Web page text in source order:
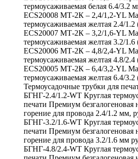
термоусаживаемая белая 6.4/3.2
ECS20008 МТ-2К – 2,4/1,2-YL
термоусаживаемая желтая 2.4/
ECS20007 МТ-2К – 3,2/1,6-YL
термоусаживаемая желтая 3.2/
ECS20006 МТ-2К – 4,8/2,4-YL
термоусаживаемая желтая 4.8/
ECS20005 МТ-2К – 6,4/3,2-YL
термоусаживаемая желтая 6.4/
Термоусадочные трубки для
БГНГ-2.4/1.2-WT Круглая
печати Премиум
горение для провода 2.4/1.2 мм,
БГНГ-3.2/1.6-WT Круглая
печати Премиум
горение для провода 3.2/1.6 мм
БГНГ-4.8/2.4-WT Круглая